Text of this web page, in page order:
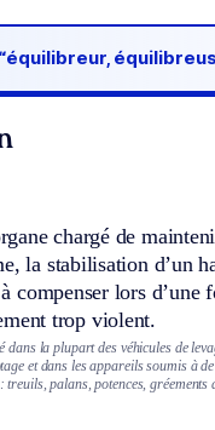
“équilibreur,
chargé de
la stabilisation d’un
compenser lors d’une
trop violent.
dans la plupart des véhicules de
et dans les appareils soumis à
palans, potences, gréements